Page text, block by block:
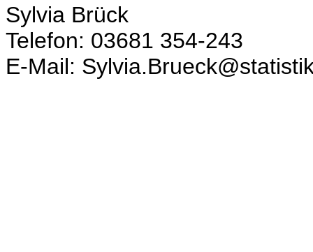
Sylvia Brück
Telefon: 03681 354-243
E-Mail: